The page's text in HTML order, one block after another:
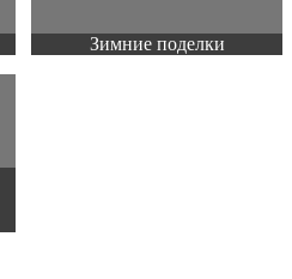
Зимние поделки